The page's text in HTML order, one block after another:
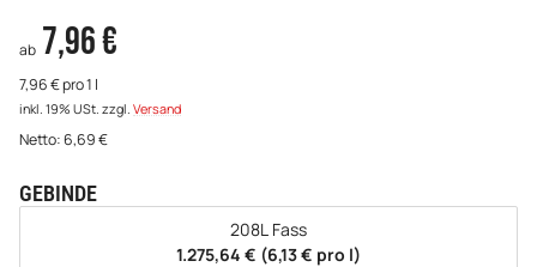
ab 7,96 €
7,96 € pro 1 l
inkl. 19% USt. zzgl. Versand
Netto:6,69€
GEBINDE
wählen
208L Fass
1.275,64 € (6,13 € pro l)